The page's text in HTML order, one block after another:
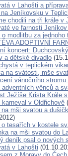
v Lahošti a
Jeníkovsku v
chodili na tři krále v
ve farnosti
o modlitbu za jednoho
ADOPTIVNÍ
koncert:
a dětské divadlo
v teplickém
na svátosti, mše
vánočního
adventních věnců a
Ježíše Krista Krále
karneval v Oldřichově
na mši svatou a
o tesařích v kostele
na mši svatou do
deník psal o nových
v Lahošti